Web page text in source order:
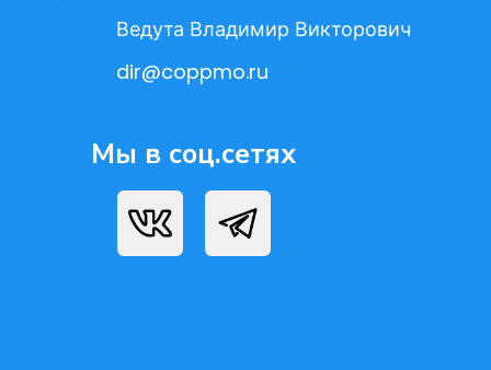
Ведута Владимир Викторович
dir@coppmo.ru
Мы в соц.сетях